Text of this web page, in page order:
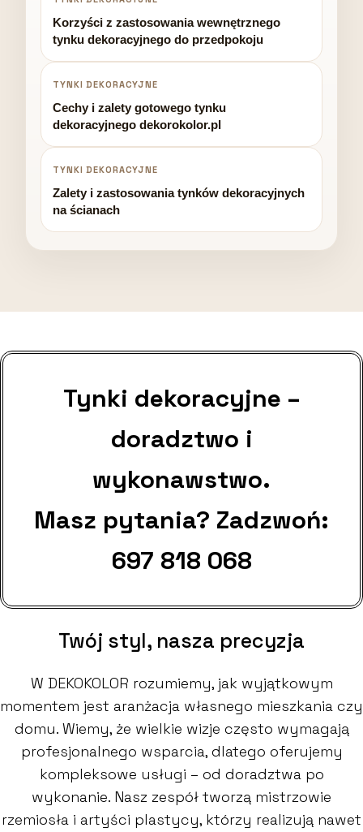
Korzyści z zastosowania wewnętrznego
tynku dekoracyjnego do przedpokoju
TYNKI DEKORACYJNE
Cechy i zalety gotowego tynku
dekoracyjnego dekorokolor.pl
TYNKI DEKORACYJNE
Zalety i zastosowania tynków dekoracyjnych
na ścianach
Tynki dekoracyjne –
doradztwo i
wykonawstwo.
Masz pytania? Zadzwoń:
697 818 068
Twój styl, nasza precyzja
W DEKOKOLOR rozumiemy, jak wyjątkowym
momentem jest aranżacja własnego mieszkania czy
domu. Wiemy, że wielkie wizje często wymagają
profesjonalnego wsparcia, dlatego oferujemy
kompleksowe usługi – od doradztwa po
wykonanie. Nasz zespół tworzą mistrzowie
rzemiosła i artyści plastycy, którzy realizują nawet